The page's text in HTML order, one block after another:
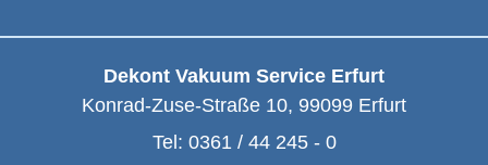
Dekont Vakuum Service Erfurt
Konrad-Zuse-Straße 10, 99099 Erfurt
Tel: 0361 / 44 245 - 0